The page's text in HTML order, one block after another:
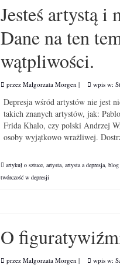
Jesteś artystą i
Dane na ten
wątpliwości.
przezMałgorzata Morgen | wpis w:
Depresja wśród artystów nie jest
takich znanych artystów, jak:
Frida Khalo, czy polski Andrzej
osoby wyjątkowo wrażliwej.
artykuł o sztuce,artysta,artysta a depresja,blog
twórczość w depresji
O
przezMałgorzata Morgen | wpis w: